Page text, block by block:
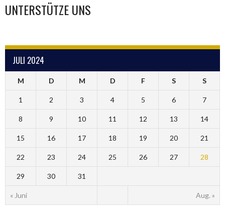
UNTERSTÜTZE UNS
JULI 2024
M D M D F S S
« Juni Aug. »
1 2 3 4 5 6 7
8 9 10 11 12 13 14
15 16 17 18 19 20 21
22 23 24 25 26 27 28
29 30 31